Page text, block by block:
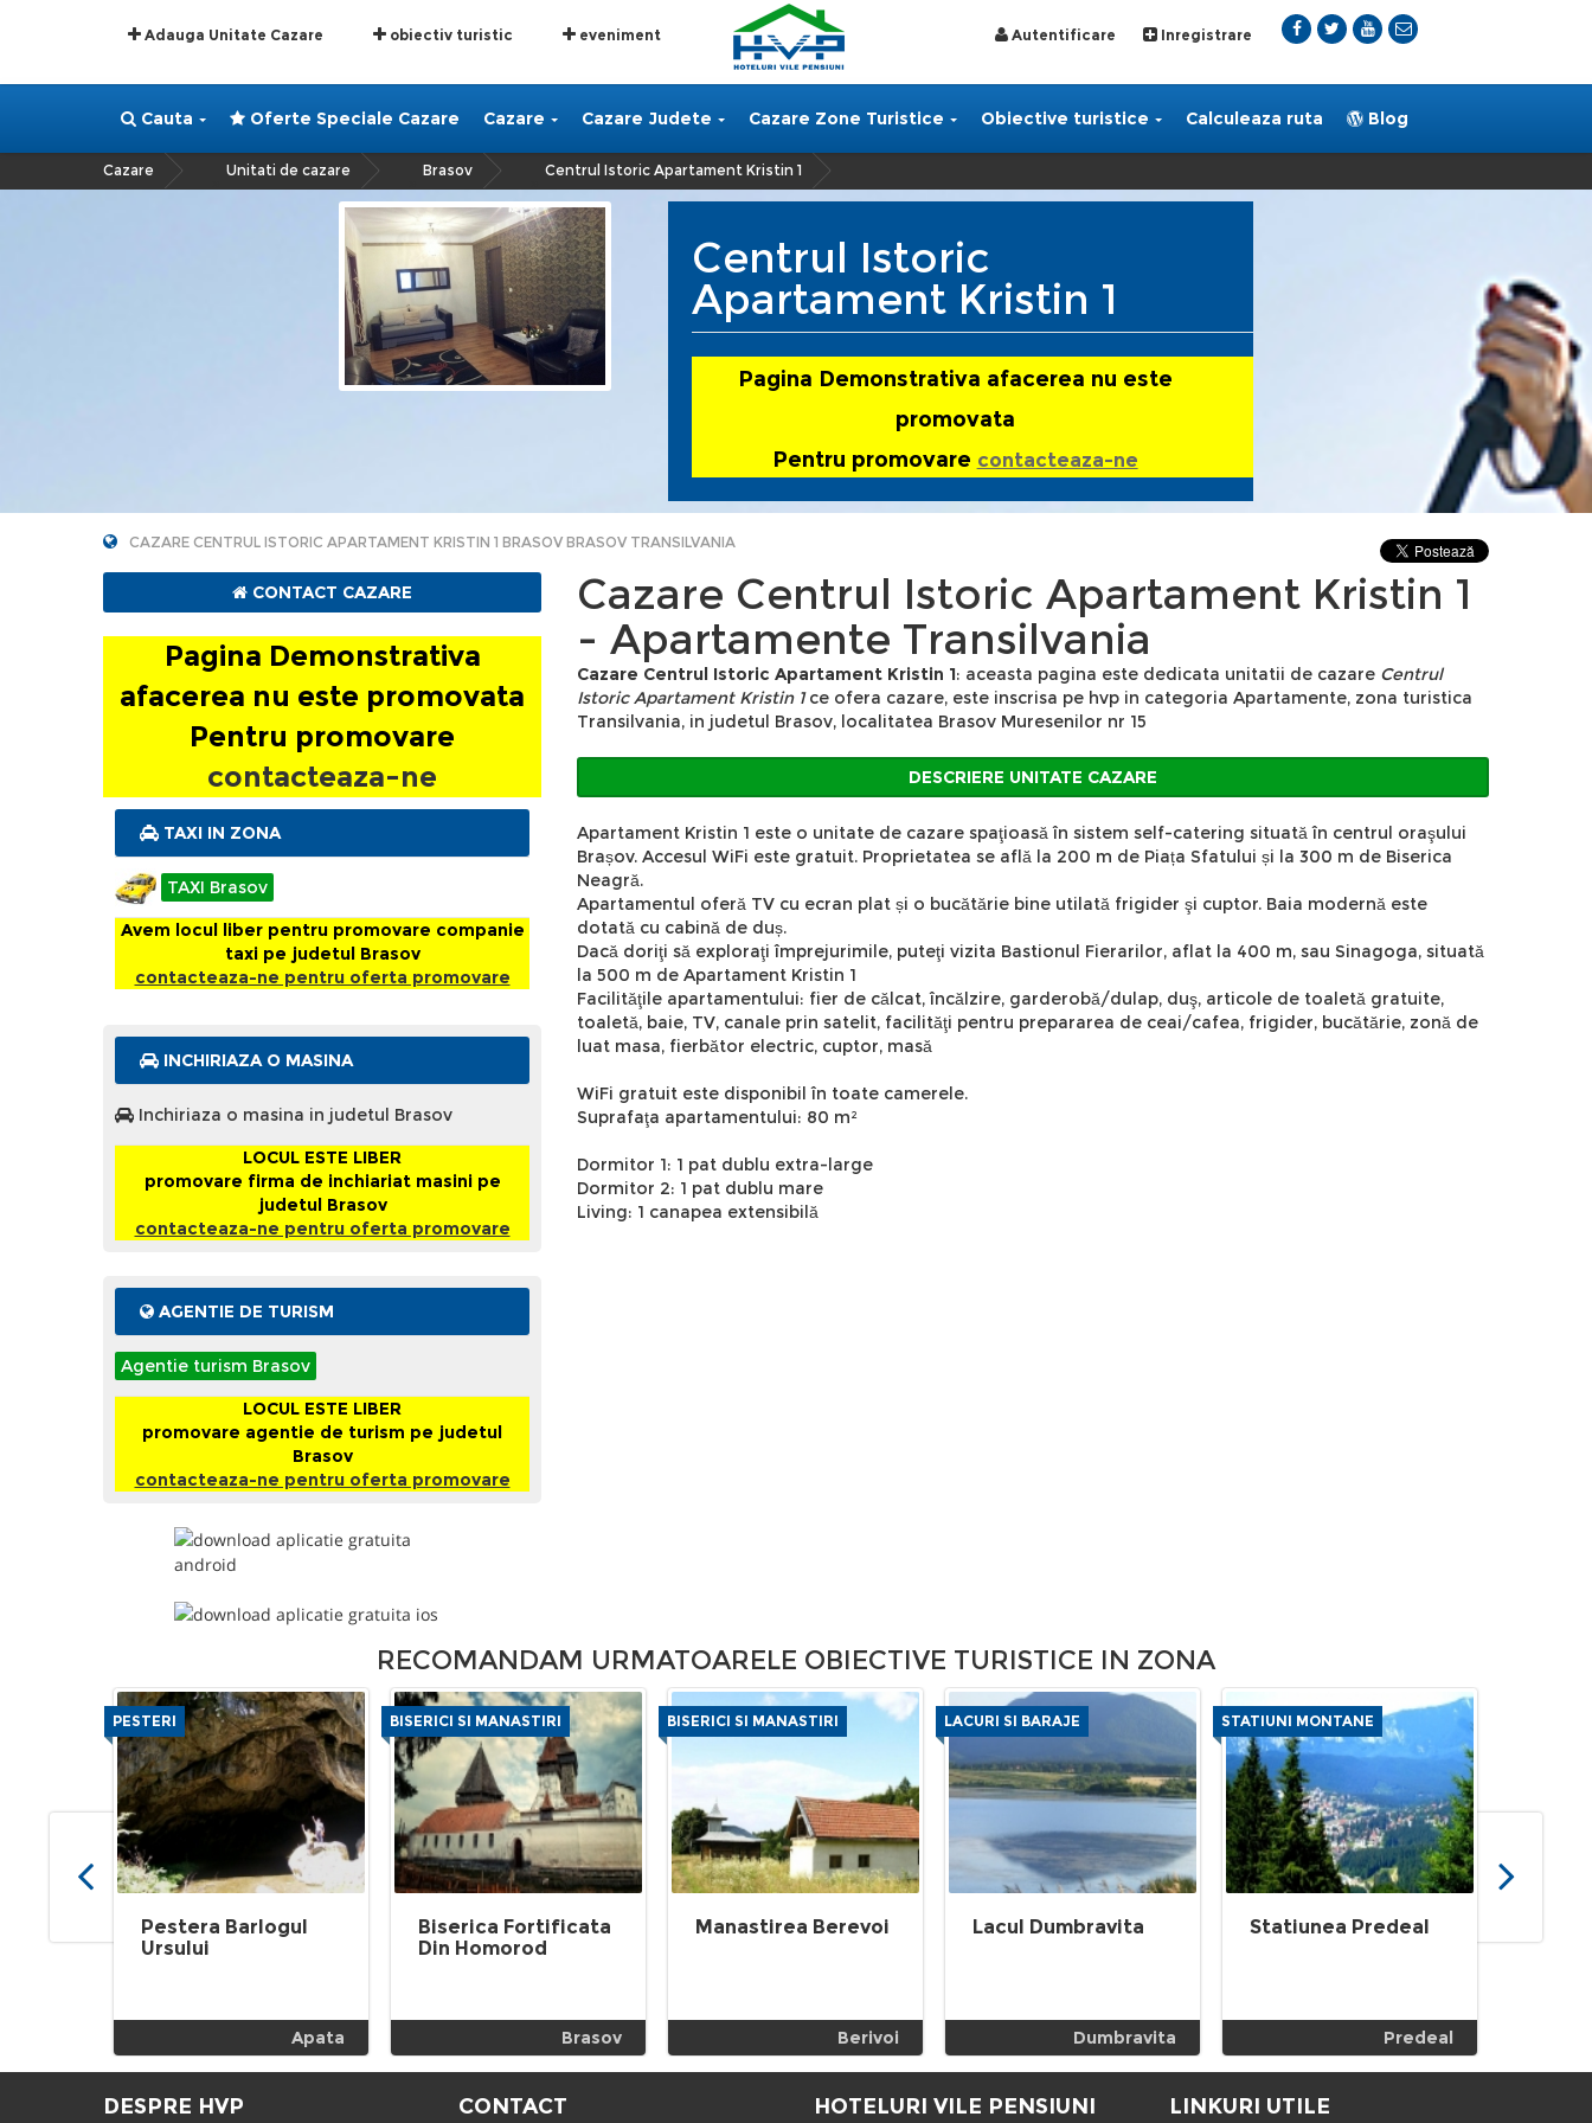
Adauga Unitate Cazare obiectiv turistic eveniment Autentificare Inregistrare
Cauta Oferte Speciale Cazare Cazare Cazare Judete Cazare Zone Turistice Obiective turistice Calculeaza ruta Blog
Cazare Unitati de cazare Brasov Centrul Istoric Apartament Kristin 1
Centrul Istoric
Apartament Kristin 1
Pagina Demonstrativa afacerea nu este
promovata
Pentru promovare contacteaza-ne
CAZARE CENTRUL ISTORIC APARTAMENT KRISTIN 1 BRASOV BRASOV TRANSILVANIA
CONTACT CAZARE
Pagina Demonstrativa
afacerea nu este promovata
Pentru promovare
contacteaza-ne
TAXI IN ZONA
TAXI Brasov
Avem locul liber pentru promovare companie
taxi pe judetul Brasov
contacteaza-ne pentru oferta promovare
INCHIRIAZA O MASINA
Inchiriaza o masina in judetul Brasov
LOCUL ESTE LIBER
promovare firma de inchiariat masini pe
judetul Brasov
contacteaza-ne pentru oferta promovare
AGENTIE DE TURISM
Agentie turism Brasov
LOCUL ESTE LIBER
promovare agentie de turism pe judetul
Brasov
contacteaza-ne pentru oferta promovare
Cazare Centrul Istoric Apartament Kristin 1
- Apartamente Transilvania
Cazare Centrul Istoric Apartament Kristin 1: aceasta pagina este dedicata unitatii de cazare Centrul
Istoric Apartament Kristin 1ce ofera cazare, este inscrisa pe hvp in categoria Apartamente, zona turistica
Transilvania, in judetul Brasov, localitatea Brasov Muresenilor nr 15
DESCRIERE UNITATE CAZARE
Apartament Kristin 1 este o unitate de cazare spaţioasă în sistem self-catering situată în centrul oraşului
Brașov. Accesul WiFi este gratuit. Proprietatea se află la 200 m de Piața Sfatului și la 300 m de Biserica
Neagră.
Apartamentul oferă TV cu ecran plat și o bucătărie bine utilată frigider şi cuptor. Baia modernă este
dotată cu cabină de duș.
Dacă doriţi să exploraţi împrejurimile, puteţi vizita Bastionul Fierarilor, aflat la 400 m, sau Sinagoga, situată
la 500 m de Apartament Kristin 1
Facilităţile apartamentului: fier de călcat, încălzire, garderobă/dulap, duş, articole de toaletă gratuite,
toaletă, baie, TV, canale prin satelit, facilităţi pentru prepararea de ceai/cafea, frigider, bucătărie, zonă de
luat masa, fierbător electric, cuptor, masă
WiFi gratuit este disponibil în toate camerele.
Suprafaţa apartamentului: 80 m²
Dormitor 1: 1 pat dublu extra-large
Dormitor 2: 1 pat dublu mare
Living: 1 canapea extensibilă
RECOMANDAM URMATOARELE OBIECTIVE TURISTICE IN ZONA
PESTERI
Pestera Barlogul
Ursului
Apata
BISERICI SI MANASTIRI
Biserica Fortificata
Din Homorod
Brasov
BISERICI SI MANASTIRI
Manastirea Berevoi
Berivoi
LACURI SI BARAJE
Lacul Dumbravita
Dumbravita
STATIUNI MONTANE
Statiunea Predeal
Predeal
DESPRE HVP CONTACT HOTELURI VILE PENSIUNI LINKURI UTILE